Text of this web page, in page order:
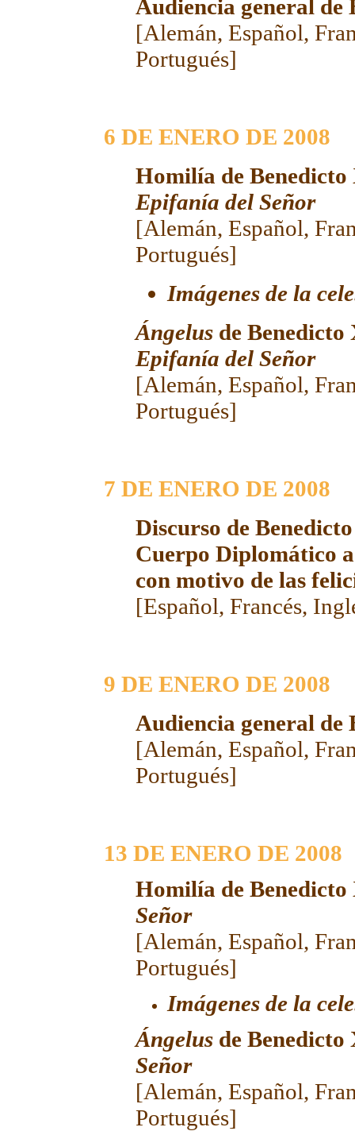
Audiencia general de
[Alemán, Español,
Portugués]
6 DE ENERO DE 2008
Homilía de
Epifanía del Señor
[Alemán, Español,
Portugués]
Imágenes de la
Ángelusde
Epifanía del Señor
[Alemán, Español,
Portugués]
7 DE ENERO DE 2008
Discurso de
Cuerpo Diplomático
con motivo de las
[Español, Francés,
9 DE ENERO DE 2008
Audiencia general de
[Alemán, Español,
Portugués]
13 DE ENERO DE 2008
Homilía de
Señor
[Alemán, Español,
Portugués]
Imágenes de la
Ángelusde
Señor
[Alemán, Español,
Portugués]